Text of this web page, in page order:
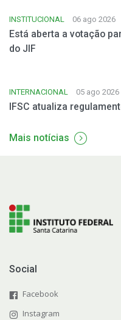
INSTITUCIONAL 06 ago 2026
Está aberta a votação
do JIF
INTERNACIONAL 05 ago 2026
IFSC atualiza
Mais notícias
Social
Facebook
Instagram